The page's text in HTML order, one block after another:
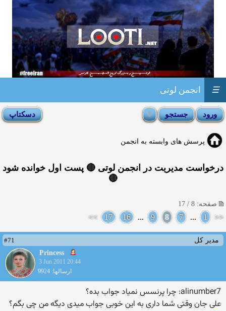
انجمن لوتی ☰
پرسش های وابسته به انجمن
درخواست مدیریت در انجمن لوتی 🔴 پست اول خوانده شود
🔴
صفحه: 8 / 17
<<
1
...
7
8
9
...
16
17
>>
مدیر کل
#71
Princess
3 Jun 2011 20:44
ارسالها: 9924
alinumber7: چرا پرنسس نمیاد جواب بده؟
علی جان وقتی شما داری به این خوبی جواب میدی دیگه من چی بگم؟